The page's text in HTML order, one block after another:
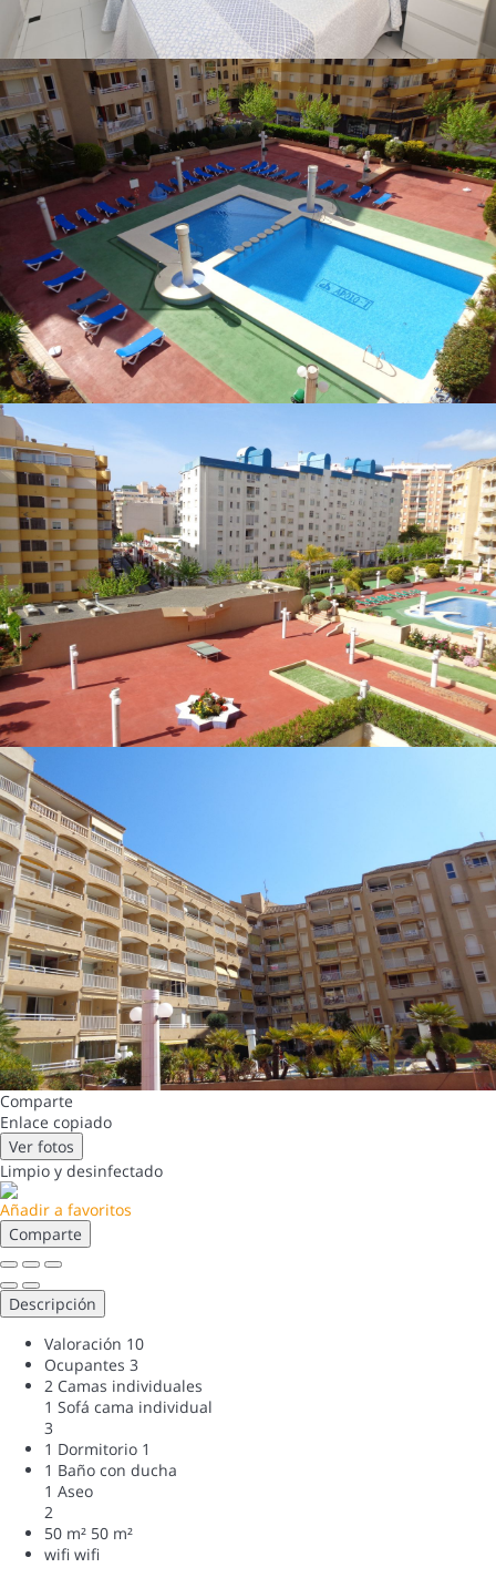
Comparte
Enlace copiado
Ver fotos
Limpio y desinfectado
Añadir a favoritos
Comparte
Descripción
Valoración 10
Ocupantes 3
2 Camas individuales
1 Sofá cama individual
3
1 Dormitorio 1
1 Baño con ducha
1 Aseo
2
50 m² 50 m²
wifi wifi